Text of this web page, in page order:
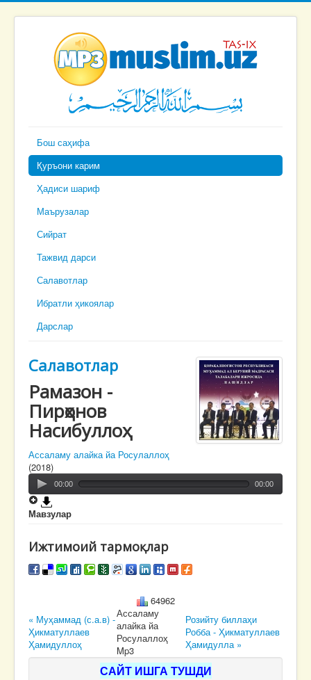
Бош саҳифа
Қуръони карим
Ҳадиси шариф
Маърузалар
Сийрат
Тажвид дарси
Салавотлар
Ибратли ҳикоялар
Дарслар
Салавотлар
Рамазон -
Пирҳонов
Насибуллоҳ
Ассаламу алайка йа Росулаллоҳ
(2018)
00:00 00:00
Мавзулар
Ижтимоий тармоқлар
64962
« Муҳаммад (с.а.в) -
Ҳикматуллаев
Ҳамидуллоҳ
Ассаламу
алайка йа
Росулаллоҳ
Mp3
Розийту биллаҳи
Робба - Ҳикматуллаев
Ҳамидулла »
САЙТ ИШГА ТУШДИ